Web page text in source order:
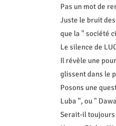
Pas un mot de
Juste le bruit
que la " société
Le silence de
Il révèle une
glissent dans le
Posons une
Luba ", ou "
Serait-il toujours